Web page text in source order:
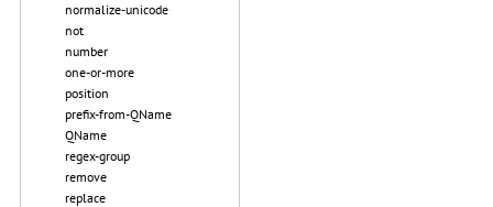
normalize-unicode
not
number
one-or-more
position
prefix-from-QName
QName
regex-group
remove
replace